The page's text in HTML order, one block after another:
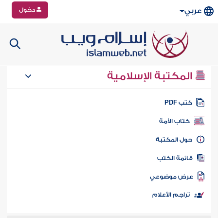
عربي دخول
المكتبة الإسلامية
كتب PDF
كتاب الأمة
المكتبة
الكتب
موضوعي